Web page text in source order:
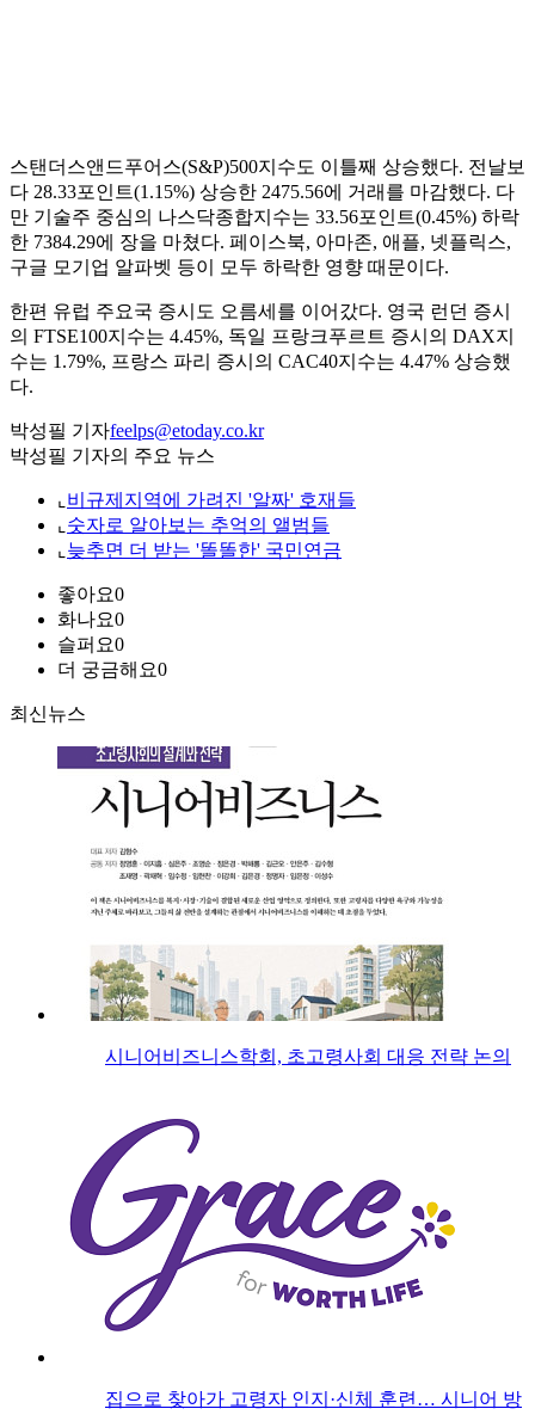
스탠더스앤드푸어스(S&P)500지수도 이틀째 상승했다. 전날보
다 28.33포인트(1.15%) 상승한 2475.56에 거래를 마감했다. 다
만 기술주 중심의 나스닥종합지수는 33.56포인트(0.45%) 하락
한 7384.29에 장을 마쳤다. 페이스북, 아마존, 애플, 넷플릭스,
구글 모기업 알파벳 등이 모두 하락한 영향 때문이다.
한편 유럽 주요국 증시도 오름세를 이어갔다. 영국 런던 증시
의 FTSE100지수는 4.45%, 독일 프랑크푸르트 증시의 DAX지
수는 1.79%, 프랑스 파리 증시의 CAC40지수는 4.47% 상승했
다.
박성필 기자feelps@etoday.co.kr
박성필 기자의 주요 뉴스
⌞ 비규제지역에 가려진 '알짜' 호재들
⌞ 숫자로 알아보는 추억의 앨범들
⌞ 늦추면 더 받는 '똘똘한' 국민연금
좋아요0
화나요0
슬퍼요0
더 궁금해요0
최신뉴스
시니어비즈니스학회, 초고령사회 대응 전략 논의
집으로 찾아가 고령자 인지·신체 훈련… 시니어 방